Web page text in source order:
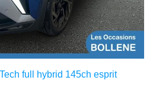
full hybrid 145ch esprit